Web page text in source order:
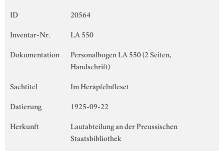
ID
20564
Inventar-Nr.
LA 550
Dokumentation
Personalbogen LA 550 (2 Seiten,
Handschrift)
Sachtitel
Im Heräpfelnfleset
Datierung
1925-09-22
Herkunft
Lautabteilung an der Preussischen
Staatsbibliothek